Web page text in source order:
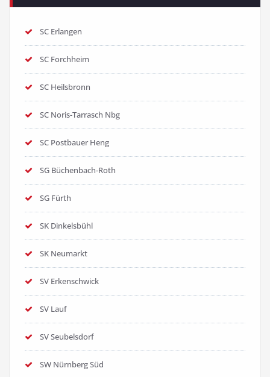
SC Erlangen
SC Forchheim
SC Heilsbronn
SC Noris-Tarrasch Nbg
SC Postbauer Heng
SG Büchenbach-Roth
SG Fürth
SK Dinkelsbühl
SK Neumarkt
SV Erkenschwick
SV Lauf
SV Seubelsdorf
SW Nürnberg Süd